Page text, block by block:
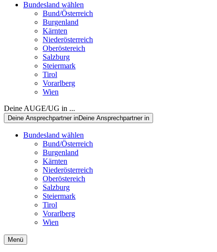
Bundesland wählen
Bund/Österreich
Burgenland
Kärnten
Niederösterreich
Oberöstereich
Salzburg
Steiermark
Tirol
Vorarlberg
Wien
Deine AUGE/UG in ...
Deine Ansprechpartner inDeine Ansprechpartner in
Bundesland wählen
Bund/Österreich
Burgenland
Kärnten
Niederösterreich
Oberöstereich
Salzburg
Steiermark
Tirol
Vorarlberg
Wien
Menü